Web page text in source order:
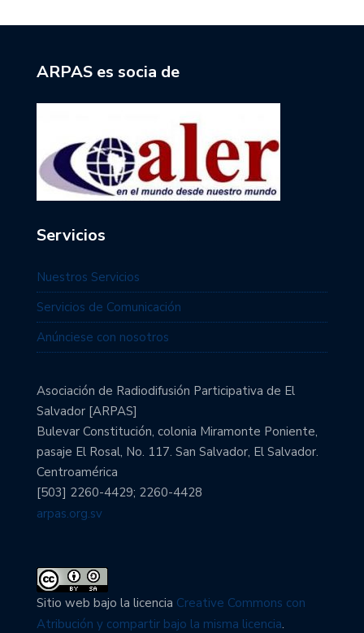
ARPAS es socia de
Servicios
Nuestros Servicios
Servicios de Comunicación
Anúnciese con nosotros
Asociación de Radiodifusión Participativa de El
Salvador [ARPAS]
Bulevar Constitución, colonia Miramonte Poniente,
pasaje El Rosal, No. 117. San Salvador, El Salvador.
Centroamérica
[503] 2260-4429; 2260-4428
arpas.org.sv
Sitio web bajo la licencia Creative Commons con
Atribución y compartir bajo la misma licencia.